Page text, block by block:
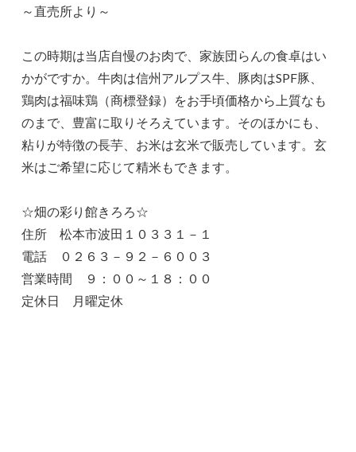
～直売所より～
この時期は当店自慢のお肉で、家族団らんの食卓はい
かがですか。牛肉は信州アルプス牛、豚肉はSPF豚、
鶏肉は福味鶏（商標登録）をお手頃価格から上質なも
のまで、豊富に取りそろえています。そのほかにも、
粘りが特徴の長芋、お米は玄米で販売しています。玄
米はご希望に応じて精米もできます。
☆畑の彩り館きろろ☆
住所 松本市波田１０３３１－１
電話 ０２６３－９２－６００３
営業時間 ９：００～１８：００
定休日 月曜定休